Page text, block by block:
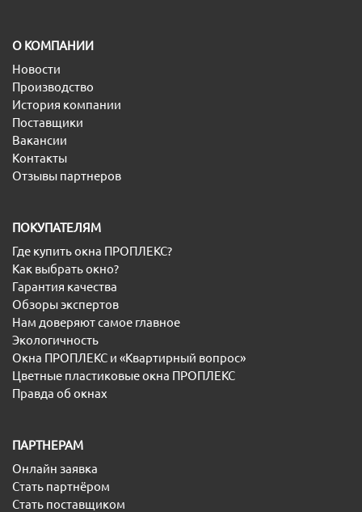
O КОМПАНИИ
Новости
Производство
История компании
Поставщики
Вакансии
Контакты
Отзывы партнеров
ПОКУПАТЕЛЯМ
Где купить окна ПРОПЛЕКС?
Как выбрать окно?
Гарантия качества
Обзоры экспертов
Нам доверяют самое главное
Экологичность
Окна ПРОПЛЕКС и «Квартирный вопрос»
Цветные пластиковые окна ПРОПЛЕКС
Правда об окнах
ПАРТНЕРАМ
Онлайн заявка
Стать партнёром
Стать поставщиком